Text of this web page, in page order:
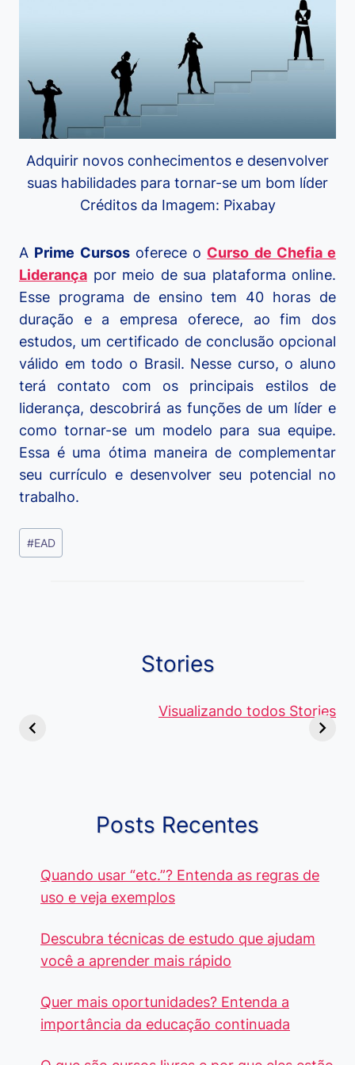
Adquirir novos conhecimentos e desenvolver
suas habilidades para tornar-se um bom líder
Créditos da Imagem: Pixabay
A Prime Cursosoferece o Curso de Chefia e
Liderança por meio de sua plataforma online.
Esse programa de ensino tem 40 horas de
duração e a empresa oferece, ao fim dos
estudos, um certificado de conclusão opcional
válido em todo o Brasil. Nesse curso, o aluno
terá contato com os principais estilos de
liderança, descobrirá as funções de um líder e
como tornar-se um modelo para sua equipe.
Essa é uma ótima maneira de complementar
seu currículo e desenvolver seu potencial no
trabalho.
Tags
do
#EAD
Stories
Visualizando todos Stories
Diferença e
de 5 Centavos
Curso de
Pacote
Posts Recentes
Quando usar “etc.”? Entenda as regras de
uso e veja exemplos
Descubra técnicas de estudo que ajudam
você a aprender mais rápido
Quer mais oportunidades? Entenda a
importância da educação continuada